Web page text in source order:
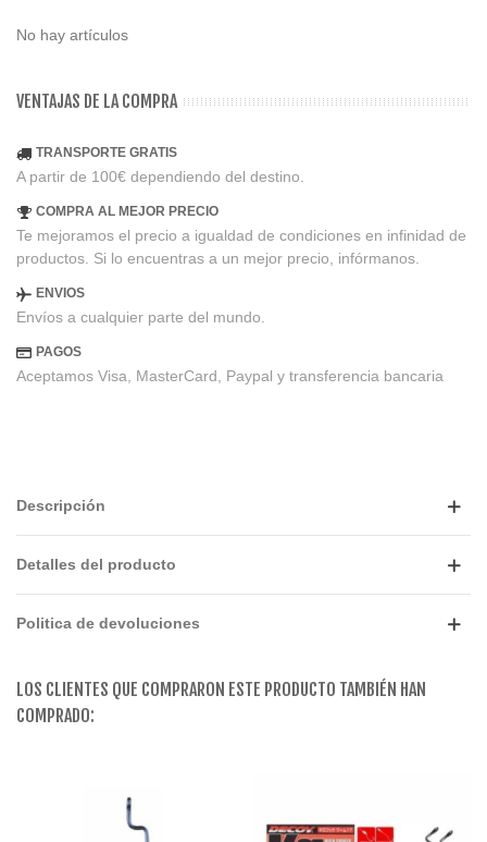
No hay artículos
VENTAJAS DE LA COMPRA
TRANSPORTE GRATIS
A partir de 100€ dependiendo del destino.
COMPRA AL MEJOR PRECIO
Te mejoramos el precio a igualdad de condiciones en infinidad de
productos. Si lo encuentras a un mejor precio, infórmanos.
ENVIOS
Envíos a cualquier parte del mundo.
PAGOS
Aceptamos Visa, MasterCard, Paypal y transferencia bancaria
Descripción
Detalles del producto
Politica de devoluciones
LOS CLIENTES QUE COMPRARON ESTE PRODUCTO TAMBIÉN HAN
COMPRADO: